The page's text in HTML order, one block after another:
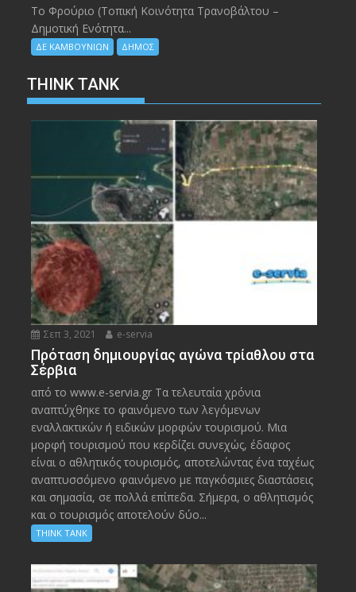
Το Φρούριο (Τοπική Κοινότητα Τρανοβάλτου –
Δημοτική Ενότητα...
ΔΕ ΚΑΜΒΟΥΝΙΩΝ ΔΗΜΟΣ
THINK TANK
Σεπ 3, 2021 e-servia
Πρόταση δημιουργίας αγώνα τρίαθλου στα
Σέρβια
από το www.e-servia.gr Τα τελευταία χρόνια
αναπτύχθηκε το φαινόμενο των λεγόμενων
εναλλακτικών ή ειδικών μορφών τουρισμού. Μια
μορφή τουρισμού που κερδίζει συνεχώς, έδαφος
είναι ο αθλητικός τουρισμός, αποτελώντας ένα ταχέως
αναπτυσσόμενο φαινόμενο με παγκόσμιες διαστάσεις
και σημασία, σε πολλά επίπεδα. Σήμερα, ο αθλητισμός
και ο τουρισμός αποτελούν δύο...
THINK TANK